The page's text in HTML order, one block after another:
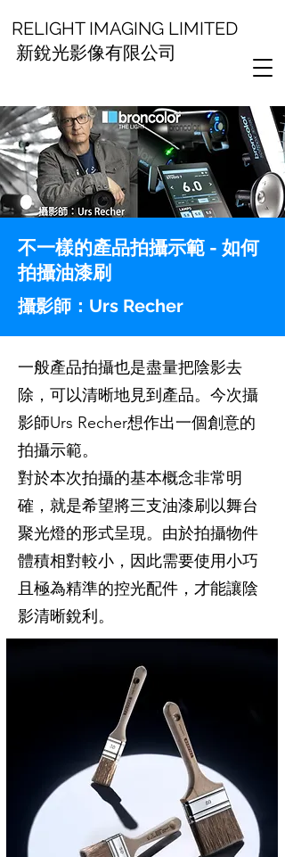
RELIGHT IMAGING LIMITED
新銳光影像有限公司
不一樣的產品拍攝示範 - 如何
拍攝油漆刷
攝影師：Urs Recher
一般產品拍攝也是盡量把陰影去
除，可以清晰地見到產品。今次攝
影師Urs Recher想作出一個創意的
拍攝示範。
對於本次拍攝的基本概念非常明
確，就是希望將三支油漆刷以舞台
聚光燈的形式呈現。由於拍攝物件
體積相對較小，因此需要使用小巧
且極為精準的控光配件，才能讓陰
影清晰銳利。